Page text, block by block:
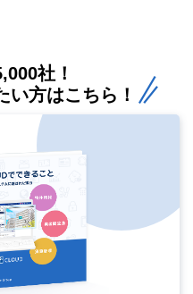
社！
い方はこちら！